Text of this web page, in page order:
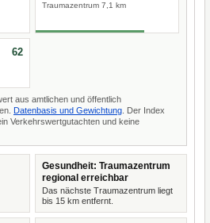
Traumazentrum 7,1 km
62
aus amtlichen und öffentlich
Datenbasis und Gewichtung . Der Index
Verkehrswertgutachten und keine
Gesundheit: Traumazentrum
regional erreichbar
Das nächste Traumazentrum liegt
bis 15 km entfernt.